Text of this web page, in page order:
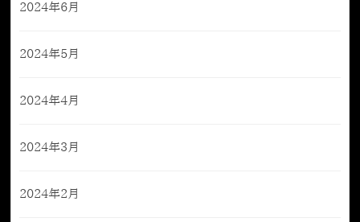
2024年6月
2024年5月
2024年4月
2024年3月
2024年2月